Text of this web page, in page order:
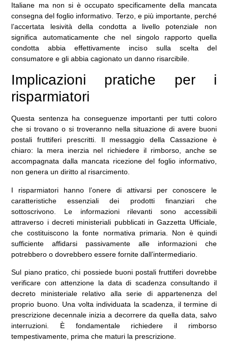
Italiane ma non si è occupato specificamente della mancata
consegna del foglio informativo. Terzo, e più importante, perché
l’accertata lesività della condotta a livello potenziale non
significa automaticamente che nel singolo rapporto quella
condotta abbia effettivamente inciso sulla scelta del
consumatore e gli abbia cagionato un danno risarcibile.
Implicazioni pratiche per i
risparmiatori
Questa sentenza ha conseguenze importanti per tutti coloro
che si trovano o si troveranno nella situazione di avere buoni
postali fruttiferi prescritti. Il messaggio della Cassazione è
chiaro: la mera inerzia nel richiedere il rimborso, anche se
accompagnata dalla mancata ricezione del foglio informativo,
non genera un diritto al risarcimento.
I risparmiatori hanno l’onere di attivarsi per conoscere le
caratteristiche essenziali dei prodotti finanziari che
sottoscrivono. Le informazioni rilevanti sono accessibili
attraverso i decreti ministeriali pubblicati in Gazzetta Ufficiale,
che costituiscono la fonte normativa primaria. Non è quindi
sufficiente affidarsi passivamente alle informazioni che
potrebbero o dovrebbero essere fornite dall’intermediario.
Sul piano pratico, chi possiede buoni postali fruttiferi dovrebbe
verificare con attenzione la data di scadenza consultando il
decreto ministeriale relativo alla serie di appartenenza del
proprio buono. Una volta individuata la scadenza, il termine di
prescrizione decennale inizia a decorrere da quella data, salvo
interruzioni. È fondamentale richiedere il rimborso
tempestivamente, prima che maturi la prescrizione.